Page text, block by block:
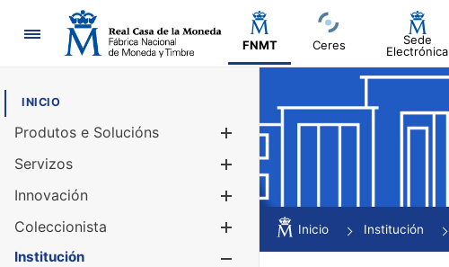
Navegación
FNMT Ceres
Sede
Electrónica
INICIO
Produtos e Solucións
Mostrar/Ocultar
Servizos
Innovación
Coleccionista
Mostrar/Ocultar
Institución
Inicio Institución